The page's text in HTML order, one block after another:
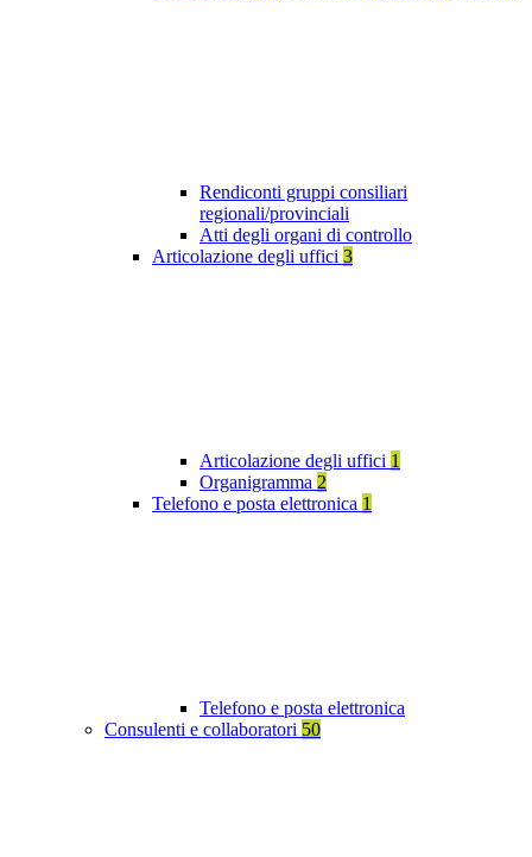
Rendiconti gruppi consiliari
regionali/provinciali
Atti degli organi di controllo
Articolazione degli uffici 3
Articolazione degli uffici 1
Organigramma 2
Telefono e posta elettronica 1
Telefono e posta elettronica
Consulenti e collaboratori 50